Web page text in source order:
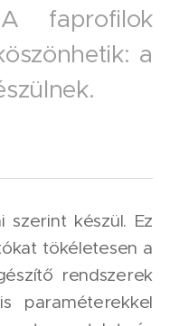
faprofilok
a
szerint készül. Ez
tökéletesen a
rendszerek
paraméterekkel